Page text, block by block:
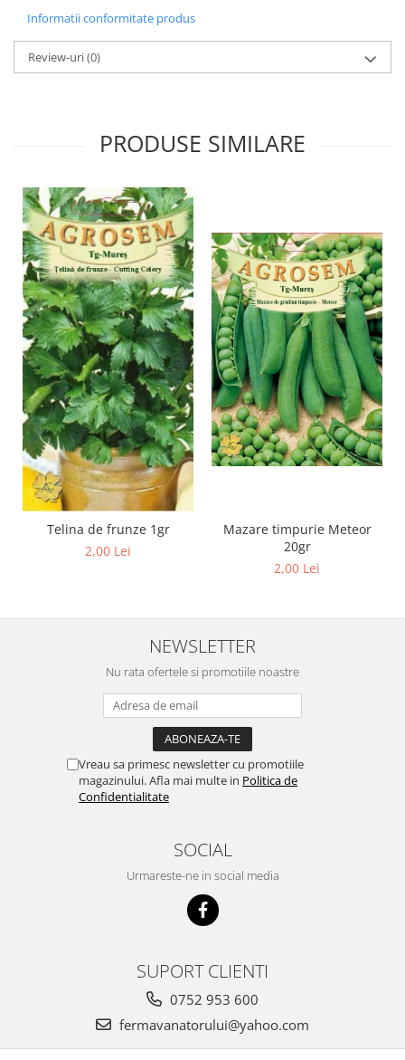
Informatii conformitate produs
Review-uri(0)
PRODUSE SIMILARE
Telina de frunze 1gr
2,00 Lei
Mazare timpurie Meteor
20gr
2,00 Lei
NEWSLETTER
Nu rata ofertele si promotiile noastre
Vreau sa primesc newsletter cu promotiile
magazinului. Afla mai multe in Politica de
Confidentialitate
SOCIAL
Urmareste-ne in social media
SUPORT CLIENTI
0752 953 600
fermavanatorului@yahoo.com